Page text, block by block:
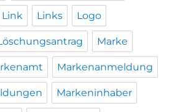
Link Links Logo
Marke
Markenanmeldung
Markeninhaber